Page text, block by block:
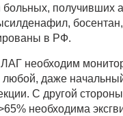
больных, получивших
в РФ.
необходим
любой, даже
С другой
необходима